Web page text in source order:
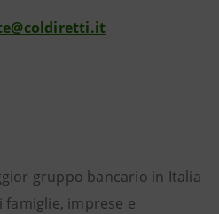
gruppo bancario in Italia
imprese e